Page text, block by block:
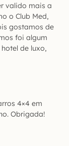
valido mais a
o Club Med,
gostamos de
foi algum
de luxo,
4×4 em
Obrigada!